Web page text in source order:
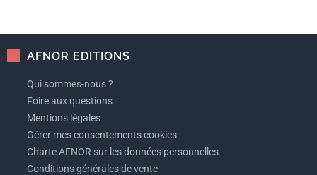
AFNOR EDITIONS
Qui sommes-nous ?
Foire aux questions
Mentions légales
Gérer mes consentements cookies
Charte AFNOR sur les données personnelles
Conditions générales de vente